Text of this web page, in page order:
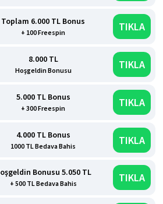
Toplam 6.000 TL Bonus
+ 100 Freespin TIKLA
8.000 TL
Hoşgeldin Bonusu TIKLA
5.000 TL Bonus
+ 300 Freespin TIKLA
4.000 TL Bonus
1000 TL Bedava Bahis TIKLA
Bonusu 5.050 TL
+ 500 TL Bedava Bahis TIKLA